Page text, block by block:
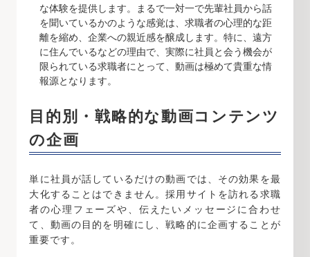
な体験を提供します。まるで一対一で先輩社員から話
を聞いているかのような感覚は、求職者の心理的な距
離を縮め、企業への親近感を醸成します。特に、遠方
に住んでいるなどの理由で、実際に社員と会う機会が
限られている求職者にとって、動画は極めて貴重な情
報源となります。
目的別・戦略的な動画コンテンツ
の企画
単に社員が話しているだけの動画では、その効果を最
大化することはできません。採用サイトを訪れる求職
者の心理フェーズや、伝えたいメッセージに合わせ
て、動画の目的を明確にし、戦略的に企画することが
重要です。